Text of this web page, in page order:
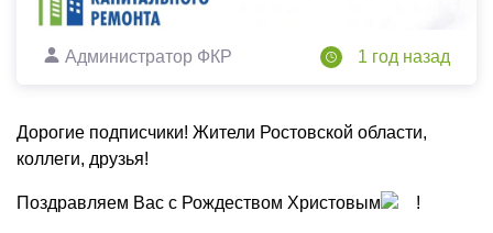
Администратор ФКР 1 год назад
Дорогие подписчики! Жители Ростовской области,
коллеги, друзья!
Поздравляем Вас с Рождеством Христовым !